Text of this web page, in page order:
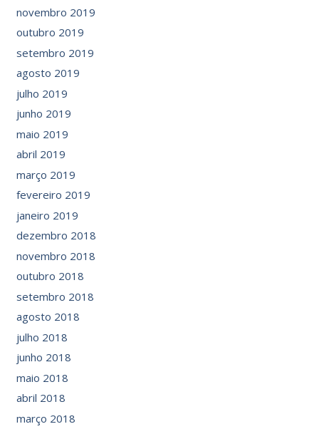
novembro 2019
outubro 2019
setembro 2019
agosto 2019
julho 2019
junho 2019
maio 2019
abril 2019
março 2019
fevereiro 2019
janeiro 2019
dezembro 2018
novembro 2018
outubro 2018
setembro 2018
agosto 2018
julho 2018
junho 2018
maio 2018
abril 2018
março 2018